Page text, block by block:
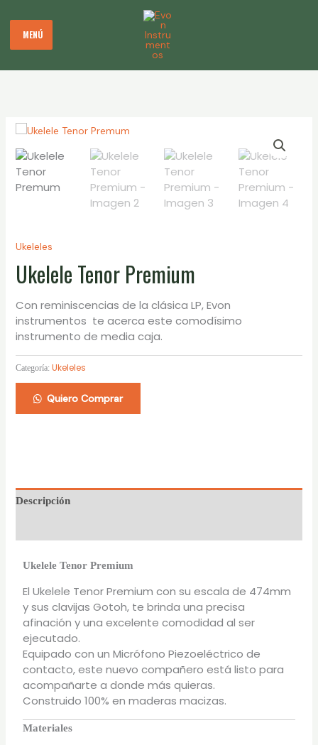
contenido
MENÚ
s
c
Ukeleles
Ukelele Tenor Premium
Con reminiscencias de la clásica LP, Evon
instrumentos te acerca este comodísimo
instrumento de media caja.
Categoría: Ukeleles
Quiero Comprar
Descripción
Ukelele Tenor Premium
El Ukelele Tenor Premium con su escala de 474mm
y sus clavijas Gotoh, te brinda una precisa
afinación y una excelente comodidad al ser
ejecutado.
Equipado con un Micrófono Piezoeléctrico de
contacto, este nuevo compañero está listo para
acompañarte a donde más quieras.
Construido 100% en maderas macizas.
Materiales